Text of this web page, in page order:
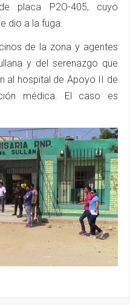
placa P2O-405, cuyo
dio a la fuga.
de la zona y agentes
y del serenazgo que
al hospital de Apoyo II de
médica. El caso es